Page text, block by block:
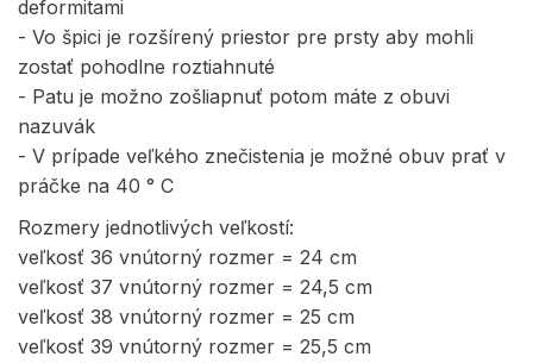
deformitami
- Vo špici je rozšírený priestor pre prsty aby mohli
zostať pohodlne roztiahnuté
- Patu je možno zošliapnuť potom máte z obuvi
nazuvák
- V prípade veľkého znečistenia je možné obuv prať v
práčke na 40 ° C
Rozmery jednotlivých veľkostí:
veľkosť 36 vnútorný rozmer = 24 cm
veľkosť 37 vnútorný rozmer = 24,5 cm
veľkosť 38 vnútorný rozmer = 25 cm
veľkosť 39 vnútorný rozmer = 25,5 cm